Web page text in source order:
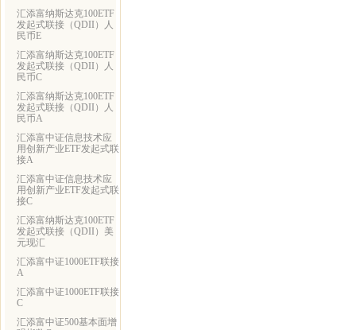
汇添富纳斯达克100ETF
发起式联接（QDII）人
民币E
汇添富纳斯达克100ETF
发起式联接（QDII）人
民币C
汇添富纳斯达克100ETF
发起式联接（QDII）人
民币A
汇添富中证信息技术应
用创新产业ETF发起式联
接A
汇添富中证信息技术应
用创新产业ETF发起式联
接C
汇添富纳斯达克100ETF
发起式联接（QDII）美
元现汇
汇添富中证1000ETF联接
A
汇添富中证1000ETF联接
C
汇添富中证500基本面增